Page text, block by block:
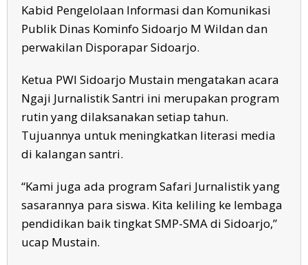
Kabid Pengelolaan Informasi dan Komunikasi
Publik Dinas Kominfo Sidoarjo M Wildan dan
perwakilan Disporapar Sidoarjo.
Ketua PWI Sidoarjo Mustain mengatakan acara
Ngaji Jurnalistik Santri ini merupakan program
rutin yang dilaksanakan setiap tahun.
Tujuannya untuk meningkatkan literasi media
di kalangan santri.
“Kami juga ada program Safari Jurnalistik yang
sasarannya para siswa. Kita keliling ke lembaga
pendidikan baik tingkat SMP-SMA di Sidoarjo,”
ucap Mustain.